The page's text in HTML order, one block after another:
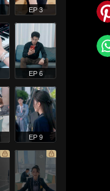
EP 3
EP 6
EP 9